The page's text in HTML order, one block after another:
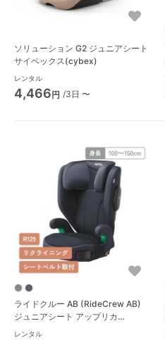
ソリューション G2 ジュニアシート
サイベックス(cybex)
レンタル
4,466円 /3日 〜
ライドクルー AB (RideCrew AB)
ジュニアシート アップリカ
(Aprica)
レンタル